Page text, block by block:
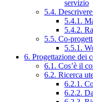
servizio
5.4.
5.4.1.
5.4.2.
5.5. Co-
5.5.1.
6. Progettazione dei
6.1. Cos’è il
6.2. Ricerca
6.2.1.
6.2.2.